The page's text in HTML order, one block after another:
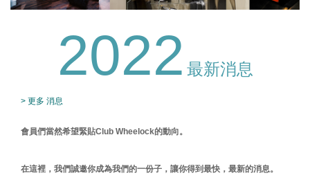
2022 最新消息
> 更多 消息
會員們當然希望緊貼Club Wheelock的動向。
在這裡，我們誠邀你成為我們的一份子，讓你得到最快，最新的消息。